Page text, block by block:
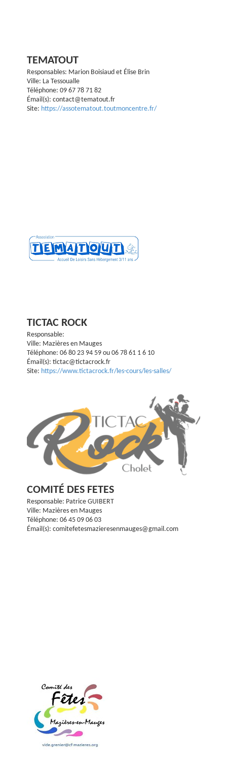
TEMATOUT
Responsables: Marion Boisiaud et Élise Brin
Ville: La Tessoualle
Téléphone: 09 67 78 71 82
Émail(s): contact@tematout.fr
Site: https://assotematout.toutmoncentre.fr/
TICTAC ROCK
Responsable:
Ville: Mazières en Mauges
Téléphone: 06 80 23 94 59 ou 06 78 61 1 6 10
Émail(s): tictac@tictacrock.fr
Site: https://www.tictacrock.fr/les-cours/les-salles/
COMITÉ DES FETES
Responsable: Patrice GUIBERT
Ville: Mazières en Mauges
Téléphone: 06 45 09 06 03
Émail(s): comitefetesmazieresenmauges@gmail.com